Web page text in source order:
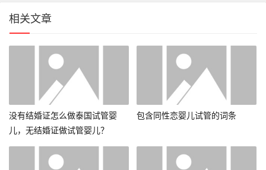
相关文章
没有结婚证怎么做泰国试管婴
儿，无结婚证做试管婴儿？
包含同性恋婴儿试管的词条